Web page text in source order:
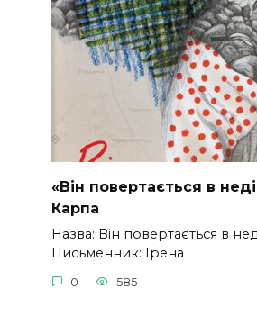
«Він повертається в
Карпа
Назва: Він повертається в
Письменник: Ірена
0 585